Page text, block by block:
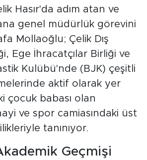
Hasır'da adım atan ve
genel müdürlük görevini
Mollaoğlu; Çelik Dış
Ege İhracatçılar Birliği ve
Kulübü'nde (BJK) çeşitli
aktif olarak yer
çocuk babası olan
ve spor camiasındaki üst
tanınıyor.
Geçmişi